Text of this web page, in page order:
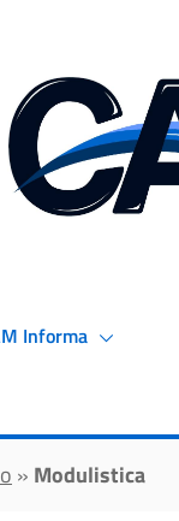
Informa
» Modulistica